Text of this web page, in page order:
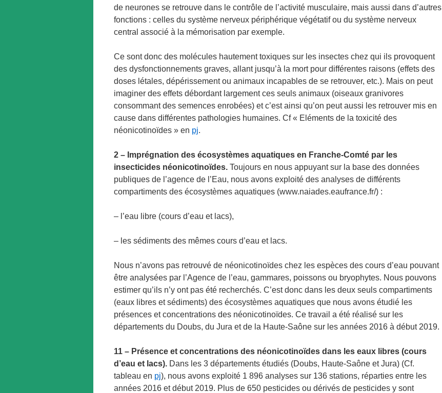
de neurones se retrouve dans le contrôle de l’activité musculaire, mais aussi dans d’autres
fonctions : celles du système nerveux périphérique végétatif ou du système nerveux
central associé à la mémorisation par exemple.
Ce sont donc des molécules hautement toxiques sur les insectes chez qui ils provoquent
des dysfonctionnements graves, allant jusqu’à la mort pour différentes raisons (effets des
doses létales, dépérissement ou animaux incapables de se retrouver, etc.). Mais on peut
imaginer des effets débordant largement ces seuls animaux (oiseaux granivores
consommant des semences enrobées) et c’est ainsi qu’on peut aussi les retrouver mis en
cause dans différentes pathologies humaines. Cf « Eléments de la toxicité des
néonicotinoïdes » en pj.
2 – Imprégnation des écosystèmes aquatiques en Franche-Comté par les
insecticides néonicotinoïdes. Toujours en nous appuyant sur la base des données
publiques de l’agence de l’Eau, nous avons exploité des analyses de différents
compartiments des écosystèmes aquatiques (www.naiades.eaufrance.fr/) :
– l’eau libre (cours d’eau et lacs),
– les sédiments des mêmes cours d’eau et lacs.
Nous n’avons pas retrouvé de néonicotinoïdes chez les espèces des cours d’eau pouvant
être analysées par l’Agence de l’eau, gammares, poissons ou bryophytes. Nous pouvons
estimer qu’ils n’y ont pas été recherchés. C’est donc dans les deux seuls compartiments
(eaux libres et sédiments) des écosystèmes aquatiques que nous avons étudié les
présences et concentrations des néonicotinoïdes. Ce travail a été réalisé sur les
départements du Doubs, du Jura et de la Haute-Saône sur les années 2016 à début 2019.
11 – Présence et concentrations des néonicotinoïdes dans les eaux libres (cours
d’eau et lacs). Dans les 3 départements étudiés (Doubs, Haute-Saône et Jura) (Cf.
tableau en pj), nous avons exploité 1 896 analyses sur 136 stations, réparties entre les
années 2016 et début 2019. Plus de 650 pesticides ou dérivés de pesticides y sont